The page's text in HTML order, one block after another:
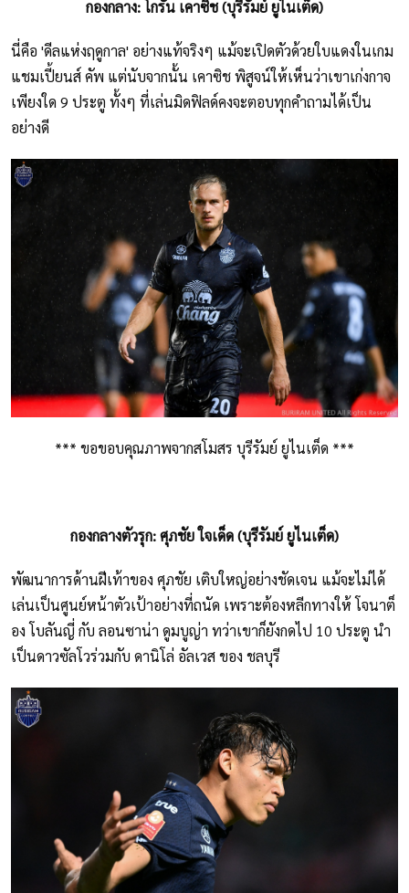
กองกลาง: โกรัน เคาซิช (บุรีรัมย์ ยูไนเต็ด)
นี่คือ 'ดีลแห่งฤดูกาล' อย่างแท้จริงๆ แม้จะเปิดตัวด้วยใบแดงในเกม
แชมเปี้ยนส์ คัพ แต่นับจากนั้น เคาซิช พิสูจน์ให้เห็นว่าเขาเก่งกาจ
เพียงใด 9 ประตู ทั้งๆ ที่เล่นมิดฟิลด์คงจะตอบทุกคำถามได้เป็น
อย่างดี
*** ขอขอบคุณภาพจากสโมสร บุรีรัมย์ ยูไนเต็ด ***
กองกลางตัวรุก: ศุภชัย ใจเด็ด (บุรีรัมย์ ยูไนเต็ด)
พัฒนาการด้านฝีเท้าของ ศุภชัย เติบใหญ่อย่างชัดเจน แม้จะไม่ได้
เล่นเป็นศูนย์หน้าตัวเป้าอย่างที่ถนัด เพราะต้องหลีกทางให้ โจนาต็
อง โบลันญี่ กับ ลอนซาน่า ดูมบูญ่า ทว่าเขาก็ยังกดไป 10 ประตู นำ
เป็นดาวซัลโวร่วมกับ ดานิโล่ อัลเวส ของ ชลบุรี